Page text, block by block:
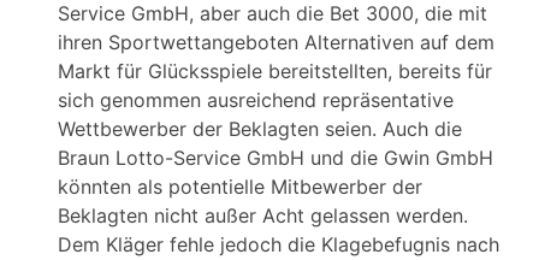
Service GmbH, aber auch die Bet 3000, die mit
ihren Sportwettangeboten Alternativen auf dem
Markt für Glücksspiele bereitstellten, bereits für
sich genommen ausreichend repräsentative
Wettbewerber der Beklagten seien. Auch die
Braun Lotto-Service GmbH und die Gwin GmbH
könnten als potentielle Mitbewerber der
Beklagten nicht außer Acht gelassen werden.
Dem Kläger fehle jedoch die Klagebefugnis nach